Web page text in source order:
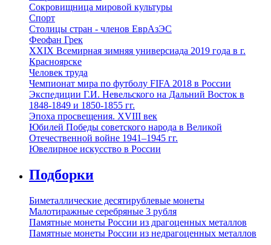
Сокровищница мировой культуры
Спорт
Столицы стран - членов ЕврАзЭС
Феофан Грек
ХХIХ Всемирная зимняя универсиада 2019 года в г.
Красноярске
Человек труда
Чемпионат мира по футболу FIFA 2018 в России
Экспедиции Г.И. Невельского на Дальний Восток в
1848-1849 и 1850-1855 гг.
Эпоха просвещения. XVIII век
Юбилей Победы советского народа в Великой
Отечественной войне 1941–1945 гг.
Ювелирное искусство в России
Подборки
Биметаллические десятирублевые монеты
Малотиражные серебряные 3 рубля
Памятные монеты России из драгоценных металлов
Памятные монеты России из недрагоценных металлов